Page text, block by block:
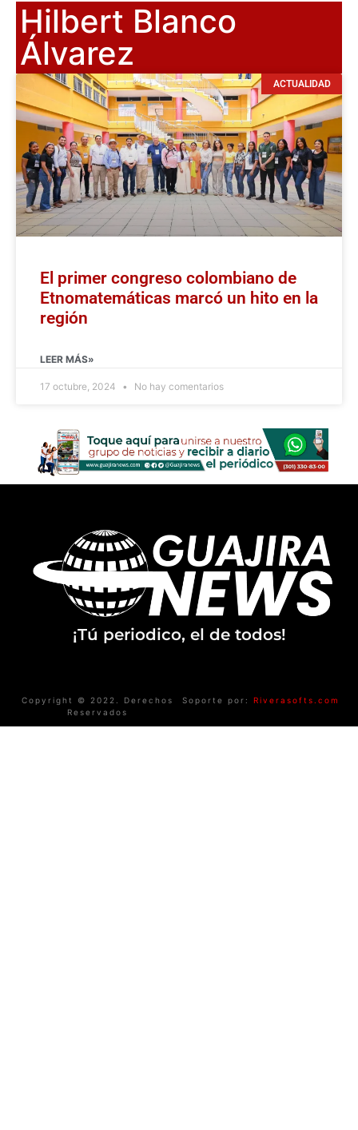
Hilbert Blanco
Álvarez
ACTUALIDAD
El primer congreso colombiano de
Etnomatemáticas marcó un hito en la
región
LEER MÁS»
17 octubre, 2024 No hay comentarios
¡Tú periodico, el de todos!
Copyright © 2022. Derechos
Reservados
Soporte por: Riverasofts.com